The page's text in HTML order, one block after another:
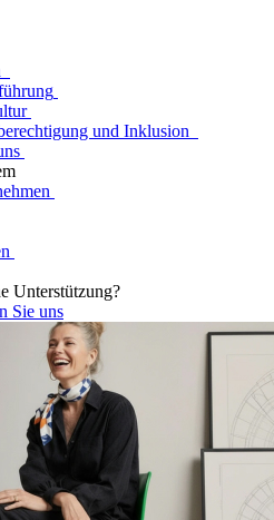
und Inklusion
Unterstützung?
Sie uns